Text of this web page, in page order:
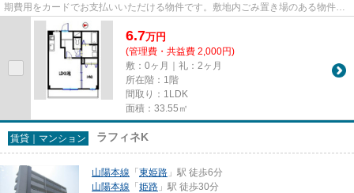
期費用をカードでお支払いいただける物件です。敷地内ごみ置き場のある物件な
ので、ゴミ出しが楽です。駅ま...
6.7万円
(管理費・共益費 2,000円)
敷：0ヶ月｜礼：2ヶ月
所在階：1階
間取り：1LDK
面積：33.55㎡
賃貸｜マンション ラフィネK
山陽本線 「東姫路 」駅 徒歩6分
山陽本線 「姫路 」駅 徒歩30分